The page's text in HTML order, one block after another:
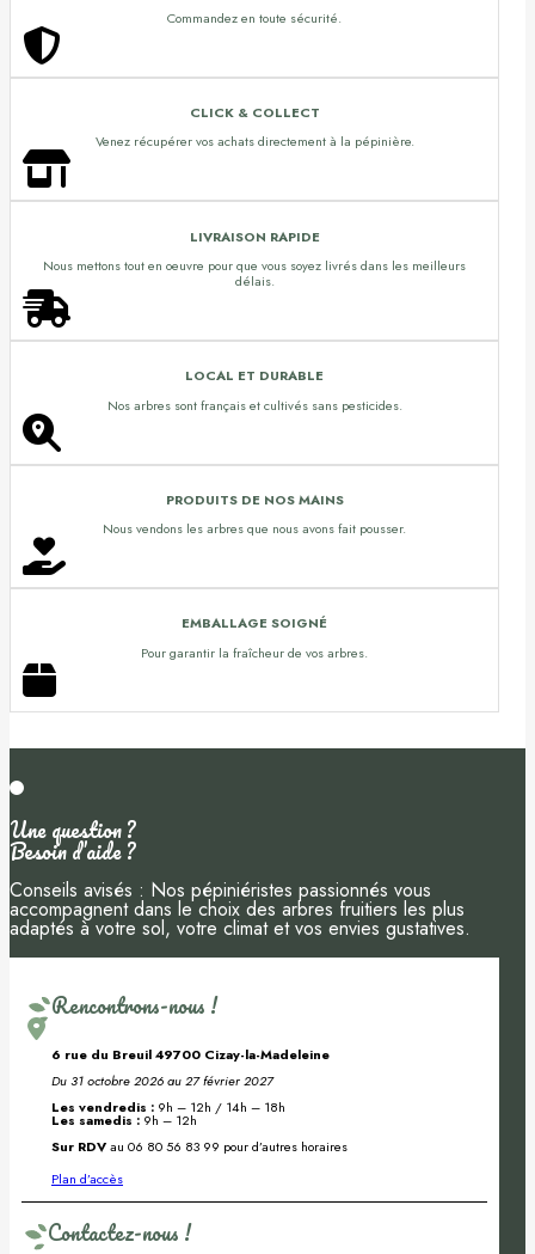
Commandez en toute sécurité.
CLICK & COLLECT
Venez récupérer vos achats directement à la pépinière.
LIVRAISON RAPIDE
Nous mettons tout en oeuvre pour que vous soyez livrés dans les meilleurs
délais.
LOCAL ET DURABLE
Nos arbres sont français et cultivés sans pesticides.
PRODUITS DE NOS MAINS
Nous vendons les arbres que nous avons fait pousser.
EMBALLAGE SOIGNÉ
Pour garantir la fraîcheur de vos arbres.
Une question ?
Besoin d’aide ?
Conseils avisés : Nos pépiniéristes passionnés vous
accompagnent dans le choix des arbres fruitiers les plus
adaptés à votre sol, votre climat et vos envies gustatives.
Rencontrons-nous !
6 rue du Breuil 49700 Cizay-la-Madeleine
Du 31 octobre 2026 au 27 février 2027
Les vendredis : 9h – 12h / 14h – 18h
Les samedis : 9h – 12h
Sur RDVau 06 80 56 83 99 pour d’autres horaires
Plan d’accès
Contactez-nous !